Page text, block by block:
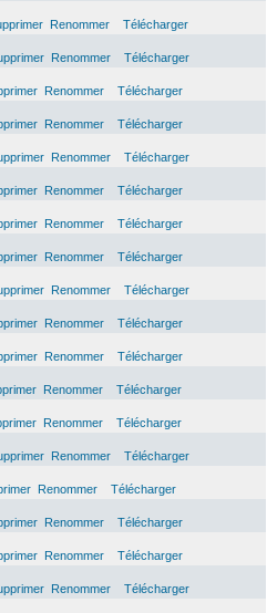
Renommer
Télécharger
Renommer
Télécharger
Renommer
Télécharger
Renommer
Télécharger
Renommer
Télécharger
Renommer
Télécharger
Renommer
Télécharger
Renommer
Télécharger
Renommer
Télécharger
Renommer
Télécharger
Renommer
Télécharger
Renommer
Télécharger
Renommer
Télécharger
Renommer
Télécharger
Renommer
Télécharger
Renommer
Télécharger
Renommer
Télécharger
Renommer
Télécharger